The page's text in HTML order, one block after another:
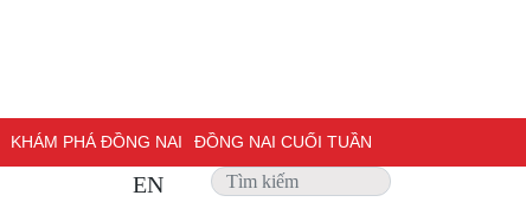
KHÁM PHÁ ĐỒNG NAI ĐỒNG NAI CUỐI TUẦN
TRANG ĐỊA PHƯƠNG ẢNH ĐẸP
EN